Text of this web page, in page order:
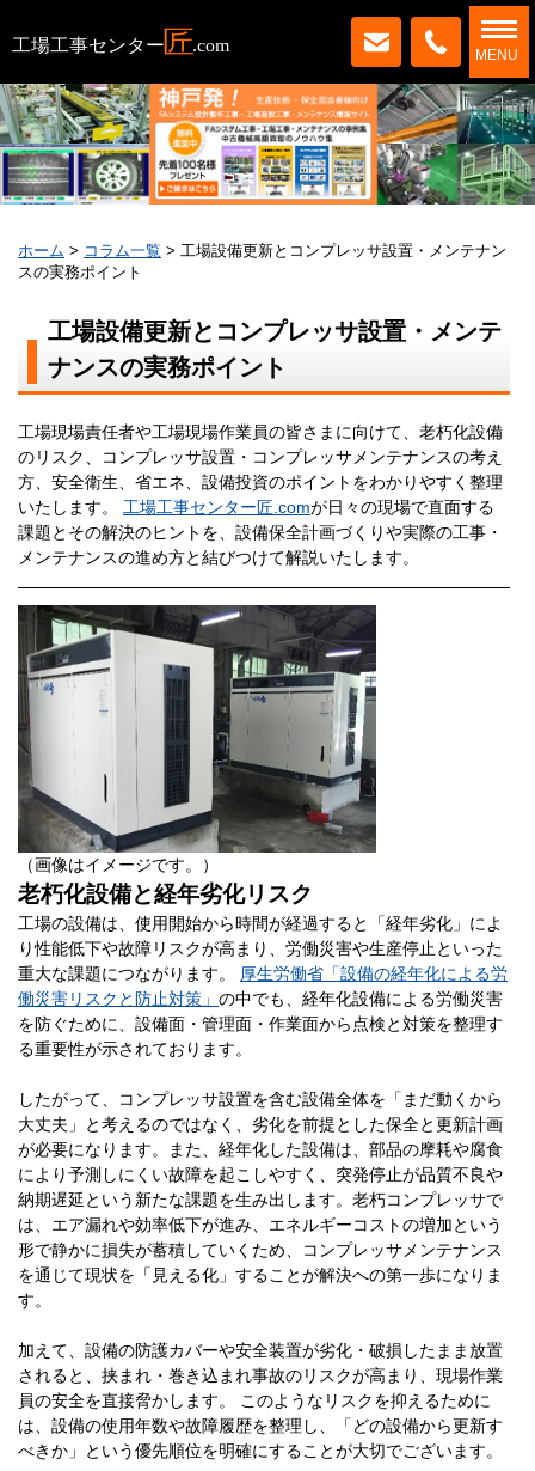
MENU
ホーム > コラム一覧 > 工場設備更新とコンプレッサ設置・メンテナン
スの実務ポイント
工場設備更新とコンプレッサ設置・メンテ
ナンスの実務ポイント
工場現場責任者や工場現場作業員の皆さまに向けて、老朽化設備
のリスク、コンプレッサ設置・コンプレッサメンテナンスの考え
方、安全衛生、省エネ、設備投資のポイントをわかりやすく整理
いたします。 工場工事センター匠.comが日々の現場で直面する
課題とその解決のヒントを、設備保全計画づくりや実際の工事・
メンテナンスの進め方と結びつけて解説いたします。
（画像はイメージです。）
老朽化設備と経年劣化リスク
工場の設備は、使用開始から時間が経過すると「経年劣化」によ
り性能低下や故障リスクが高まり、労働災害や生産停止といった
重大な課題につながります。 厚生労働省「設備の経年化による労
働災害リスクと防止対策」 の中でも、経年化設備による労働災害
を防ぐために、設備面・管理面・作業面から点検と対策を整理す
る重要性が示されております。
したがって、コンプレッサ設置を含む設備全体を「まだ動くから
大丈夫」と考えるのではなく、劣化を前提とした保全と更新計画
が必要になります。また、経年化した設備は、部品の摩耗や腐食
により予測しにくい故障を起こしやすく、突発停止が品質不良や
納期遅延という新たな課題を生み出します。老朽コンプレッサで
は、エア漏れや効率低下が進み、エネルギーコストの増加という
形で静かに損失が蓄積していくため、コンプレッサメンテナンス
を通じて現状を「見える化」することが解決への第一歩になりま
す。
加えて、設備の防護カバーや安全装置が劣化・破損したまま放置
されると、挟まれ・巻き込まれ事故のリスクが高まり、現場作業
員の安全を直接脅かします。 このようなリスクを抑えるために
は、設備の使用年数や故障履歴を整理し、「どの設備から更新す
べきか」という優先順位を明確にすることが大切でございます。